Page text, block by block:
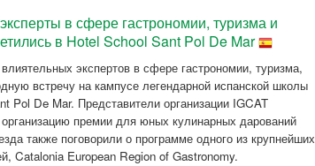
в сфере гастрономии, туризма и
в Hotel School Sant Pol De Mar
экспертов в сфере гастрономии, туризма,
встречу на кампусе легендарной испанской школы
Pol De Mar. Представители организации IGCAT
премии для юных кулинарных дарований
также поговорили о программе одного из крупнейших
Catalonia European Region of Gastronomy.